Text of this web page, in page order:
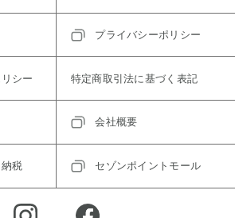
プライバシーポリシー
シー 特定商取引法に基づく表記
会社概要
税 セゾンポイントモール